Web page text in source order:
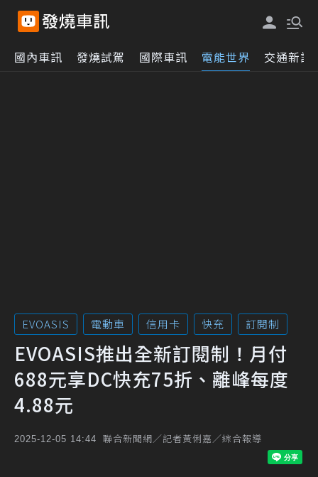
國內車訊 發燒試駕 國際車訊 電能世界 交通新訊
EVOASIS 電動車 信用卡 快充 訂閱制
EVOASIS推出全新訂閱制！月付
688元享DC快充75折、離峰每度
4.88元
2025-12-05 14:44 聯合新聞網／記者黃俐嘉／綜合報導